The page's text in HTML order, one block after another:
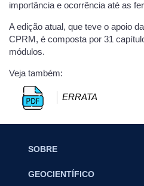
importância e ocorrência até as
A edição atual, que teve o apoio
CPRM, é composta por 31
módulos.
Veja também:
ERRATA
SOBRE
GEOCIENTÍFICO